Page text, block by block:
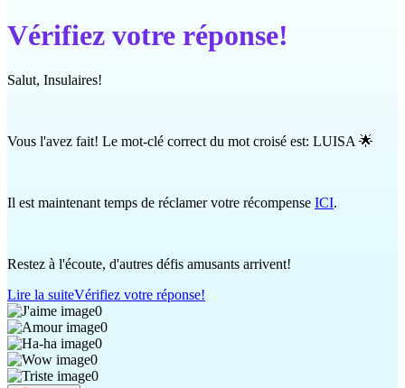
Vérifiez votre réponse!
Salut, Insulaires!
Vous l'avez fait! Le mot-clé correct du mot croisé est: LUISA 🌟
Il est maintenant temps de réclamer votre récompense ICI.
Restez à l'écoute, d'autres défis amusants arrivent!
Lire la suiteVérifiez votre réponse!
0
0
0
0
0